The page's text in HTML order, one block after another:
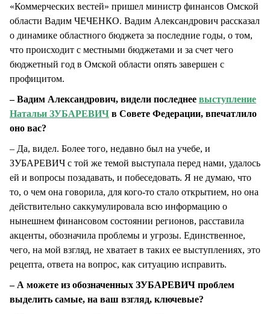
«Коммерческих вестей» пришел министр финансов Омской
области Вадим ЧЕЧЕНКО. Вадим Александрович рассказал
о динамике областного бюджета за последние годы, о том,
что происходит с местными бюджетами и за счет чего
бюджетный год в Омской области опять завершен с
профицитом.
– Вадим Александрович, видели последнее выступление
Натальи ЗУБАРЕВИЧ в Совете Федерации, впечатлило
оно вас?
– Да, видел. Более того, недавно был на учебе, и
ЗУБАРЕВИЧ с той же темой выступала перед нами, удалось
ей и вопросы позадавать, и побеседовать. Я не думаю, что
то, о чем она говорила, для кого-то стало открытием, но она
действительно саккумулировала всю информацию о
нынешнем финансовом состоянии регионов, расставила
акценты, обозначила проблемы и угрозы. Единственное,
чего, на мой взгляд, не хватает в таких ее выступлениях, это
рецепта, ответа на вопрос, как ситуацию исправить.
– А можете из обозначенных ЗУБАРЕВИЧ проблем
выделить самые, на ваш взгляд, ключевые?